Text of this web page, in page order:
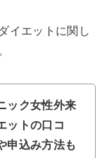
イエットに関し
ック女性外来
ットの口コ
申込み方法も